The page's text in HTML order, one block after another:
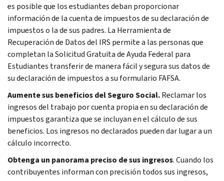
es posible que los estudiantes deban proporcionar
información de la cuenta de impuestos de su declaración de
impuestos o la de sus padres. La Herramienta de
Recuperación de Datos del IRS permite a las personas que
completan la Solicitud Gratuita de Ayuda Federal para
Estudiantes transferir de manera fácil y segura sus datos de
su declaración de impuestos a su formulario FAFSA.
Aumente sus beneficios del Seguro Social.Reclamar los
ingresos del trabajo por cuenta propia en su declaración de
impuestos garantiza que se incluyan en el cálculo de sus
beneficios. Los ingresos no declarados pueden dar lugar a un
cálculo incorrecto.
Obtenga un panorama preciso de sus ingresos. Cuando los
contribuyentes informan con precisión todos sus ingresos,